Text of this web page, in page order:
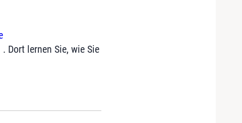
. Dort lernen Sie, wie Sie